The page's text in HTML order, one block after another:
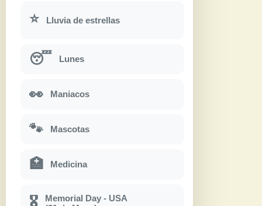
⭐ Lluvia de estrellas
😴 Lunes
👀 Maniacos
🐾 Mascotas
🏥 Medicina
🎖
Memorial Day - USA